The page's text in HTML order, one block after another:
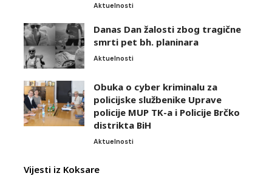
Aktuelnosti
Danas Dan žalosti zbog tragične
smrti pet bh. planinara
Aktuelnosti
Obuka o cyber kriminalu za
policijske službenike Uprave
policije MUP TK-a i Policije Brčko
distrikta BiH
Aktuelnosti
Vijesti iz Koksare